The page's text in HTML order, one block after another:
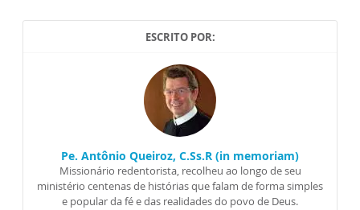
ESCRITO POR:
Pe. Antônio Queiroz, C.Ss.R (in memoriam)
Missionário redentorista, recolheu ao longo de seu
ministério centenas de histórias que falam de forma simples
e popular da fé e das realidades do povo de Deus.